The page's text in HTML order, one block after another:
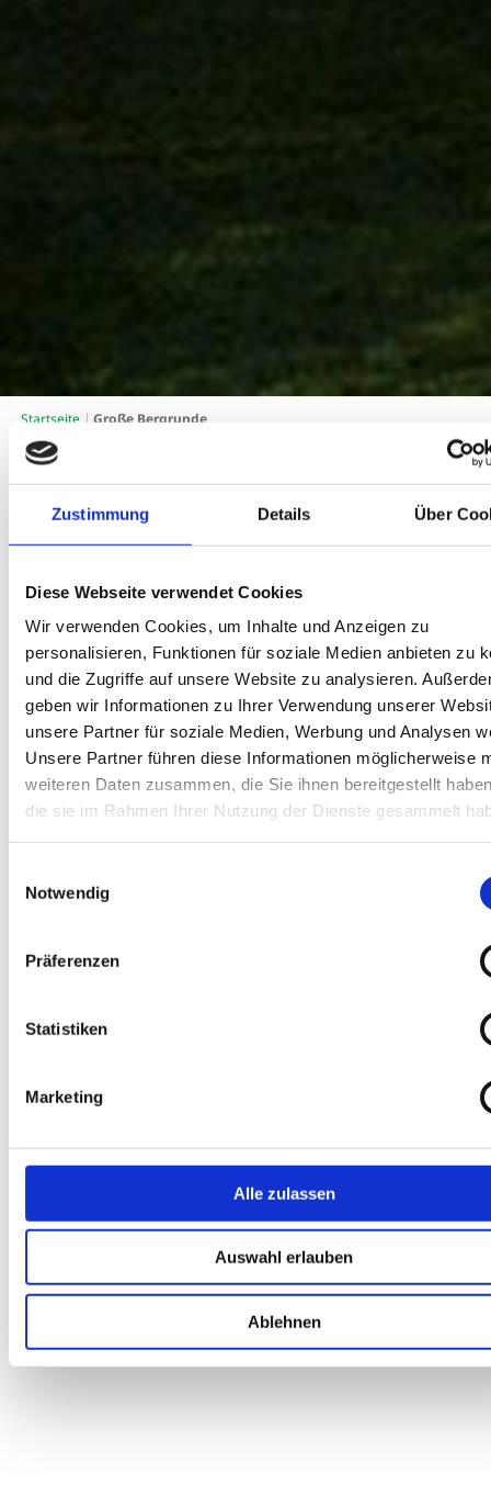
Zustimmung Details Über
Diese Webseite verwendet Cookies
Wir verwenden Cookies, um Inhalte und Anzeigen zu
personalisieren, Funktionen für soziale Medien anbieten zu
und die Zugriffe auf unsere Website zu analysieren.
geben wir Informationen zu Ihrer Verwendung unserer
unsere Partner für soziale Medien, Werbung und Analysen
Unsere Partner führen diese Informationen möglicherweise
weiteren Daten zusammen, die Sie ihnen bereitgestellt
die sie im Rahmen Ihrer Nutzung der Dienste gesammelt
Notwendig
Präferenzen
Statistiken
Marketing
Alle zulassen
Auswahl erlauben
Ablehnen
Große Bergrunde
Startseite Große Bergrunde
Heilklimawandern, Wandern/Berge|
Schwierigkeit: mittel
6:45 h 15.78 km 856 hm
Abstieg
856 hm